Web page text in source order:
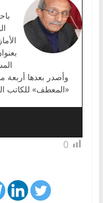
وأصدر بعدها
«المعطف» للكاتب
0